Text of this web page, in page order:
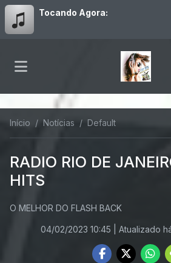
Tocando Agora:
Início Notícias Default
RADIO RIO DE
HITS
O MELHOR DO FLASH BACK
04/02/2023 10:45 | Atualizado